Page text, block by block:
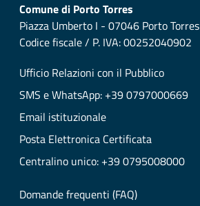
Comune di Porto Torres
Piazza Umberto I - 07046 Porto Torres
Codice fiscale / P. IVA: 00252040902
Ufficio Relazioni con il Pubblico
SMS e WhatsApp: +39 0797000669
Email istituzionale
Posta Elettronica Certificata
Centralino unico: +39 0795008000
Domande frequenti (FAQ)